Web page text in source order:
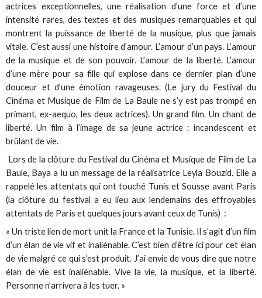
actrices exceptionnelles, une réalisation d’une force et d’une
intensité rares, des textes et des musiques remarquables et qui
montrent la puissance de liberté de la musique, plus que jamais
vitale. C’est aussi une histoire d’amour. L’amour d’un pays. L’amour
de la musique et de son pouvoir. L’amour de la liberté. L’amour
d’une mère pour sa fille qui explose dans ce dernier plan d’une
douceur et d’une émotion ravageuses. (Le jury du Festival du
Cinéma et Musique de Film de La Baule ne s’y est pas trompé en
primant, ex-aequo, les deux actrices). Un grand film. Un chant de
liberté. Un film à l’image de sa jeune actrice : incandescent et
brûlant de vie.
Lors de la clôture du Festival du Cinéma et Musique de Film de La
Baule, Baya a lu un message de la réalisatrice Leyla Bouzid. Elle a
rappelé les attentats qui ont touché Tunis et Sousse avant Paris
(la clôture du festival a eu lieu aux lendemains des effroyables
attentats de Paris et quelques jours avant ceux de Tunis) :
« Un triste lien de mort unit la France et la Tunisie. Il s’agit d’un film
d’un élan de vie vif et inaliénable. C’est bien d’être ici pour cet élan
de vie malgré ce qui s’est produit. J’ai envie de vous dire que notre
élan de vie est inaliénable. Vive la vie, la musique, et la liberté.
Personne n’arrivera à les tuer. »